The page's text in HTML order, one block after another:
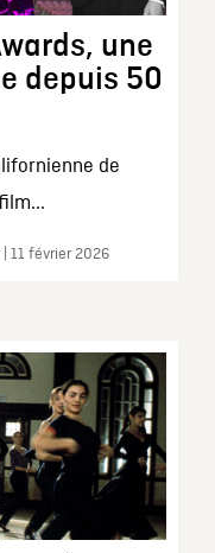
une
depuis 50
de
11 février 2026